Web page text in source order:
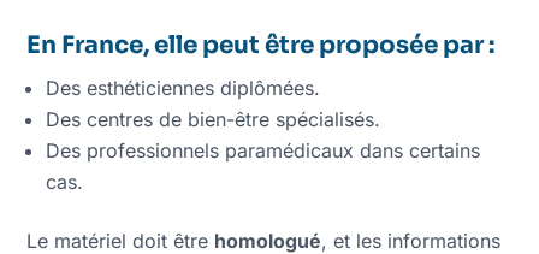
En France, elle peut être proposée par :
Des esthéticiennes diplômées.
Des centres de bien-être spécialisés.
Des professionnels paramédicaux dans certains
cas.
Le matériel doit être homologué, et les informations